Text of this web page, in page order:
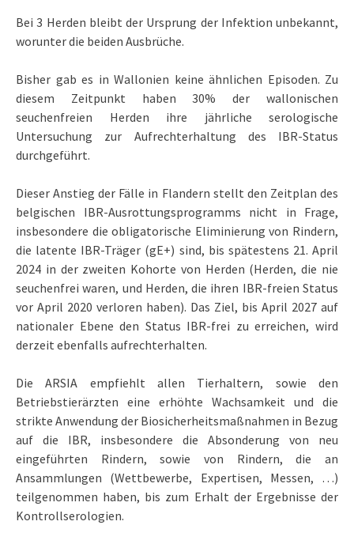
Bei 3 Herden bleibt der Ursprung der Infektion unbekannt,
worunter die beiden Ausbrüche.
Bisher gab es in Wallonien keine ähnlichen Episoden. Zu
diesem Zeitpunkt haben 30% der wallonischen
seuchenfreien Herden ihre jährliche serologische
Untersuchung zur Aufrechterhaltung des IBR-Status
durchgeführt.
Dieser Anstieg der Fälle in Flandern stellt den Zeitplan des
belgischen IBR-Ausrottungsprogramms nicht in Frage,
insbesondere die obligatorische Eliminierung von Rindern,
die latente IBR-Träger (gE+) sind, bis spätestens 21. April
2024 in der zweiten Kohorte von Herden (Herden, die nie
seuchenfrei waren, und Herden, die ihren IBR-freien Status
vor April 2020 verloren haben). Das Ziel, bis April 2027 auf
nationaler Ebene den Status IBR-frei zu erreichen, wird
derzeit ebenfalls aufrechterhalten.
Die ARSIA empfiehlt allen Tierhaltern, sowie den
Betriebstierärzten eine erhöhte Wachsamkeit und die
strikte Anwendung der Biosicherheitsmaßnahmen in Bezug
auf die IBR, insbesondere die Absonderung von neu
eingeführten Rindern, sowie von Rindern, die an
Ansammlungen (Wettbewerbe, Expertisen, Messen, …)
teilgenommen haben, bis zum Erhalt der Ergebnisse der
Kontrollserologien.